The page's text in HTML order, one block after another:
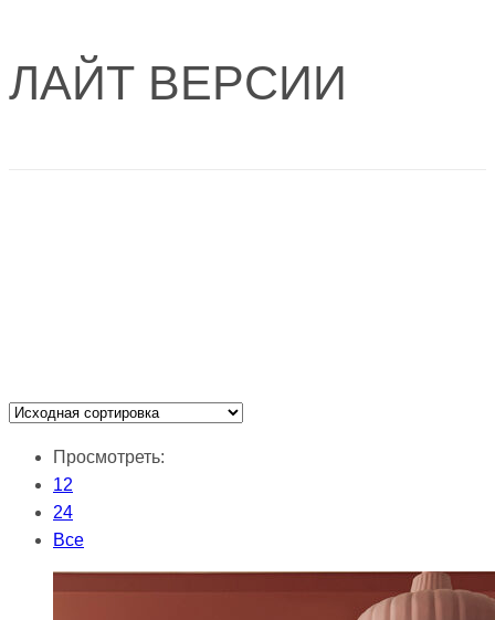
ЛАЙТ ВЕРСИИ
Просмотреть:
12
24
Все